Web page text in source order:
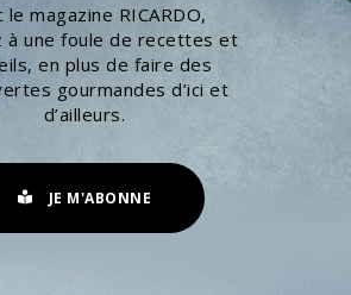
le magazine RICARDO,
à une foule de recettes et
en plus de faire des
gourmandes d’ici et
d’ailleurs.
JE M'ABONNE